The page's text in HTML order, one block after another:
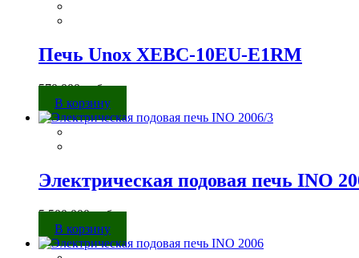
Печь Unox XEBC-10EU-E1RM
570 000руб.
В корзину
Электрическая подовая печь INO
5 500 000руб.
В корзину